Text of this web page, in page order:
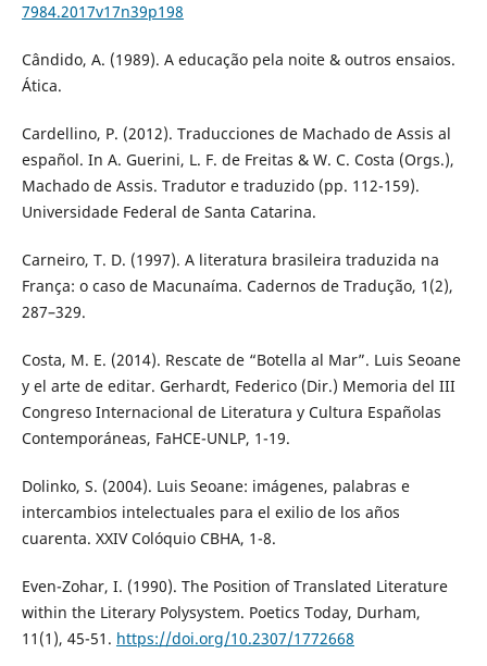
7984.2017v17n39p198
Cândido, A. (1989). A educação pela noite & outros ensaios.
Ática.
Cardellino, P. (2012). Traducciones de Machado de Assis al
español. In A. Guerini, L. F. de Freitas & W. C. Costa (Orgs.),
Machado de Assis. Tradutor e traduzido (pp. 112-159).
Universidade Federal de Santa Catarina.
Carneiro, T. D. (1997). A literatura brasileira traduzida na
França: o caso de Macunaíma. Cadernos de Tradução, 1(2),
287–329.
Costa, M. E. (2014). Rescate de “Botella al Mar”. Luis Seoane
y el arte de editar. Gerhardt, Federico (Dir.) Memoria del III
Congreso Internacional de Literatura y Cultura Españolas
Contemporáneas, FaHCE-UNLP, 1-19.
Dolinko, S. (2004). Luis Seoane: imágenes, palabras e
intercambios intelectuales para el exilio de los años
cuarenta. XXIV Colóquio CBHA, 1-8.
Even-Zohar, I. (1990). The Position of Translated Literature
within the Literary Polysystem. Poetics Today, Durham,
11(1), 45-51. https://doi.org/10.2307/1772668